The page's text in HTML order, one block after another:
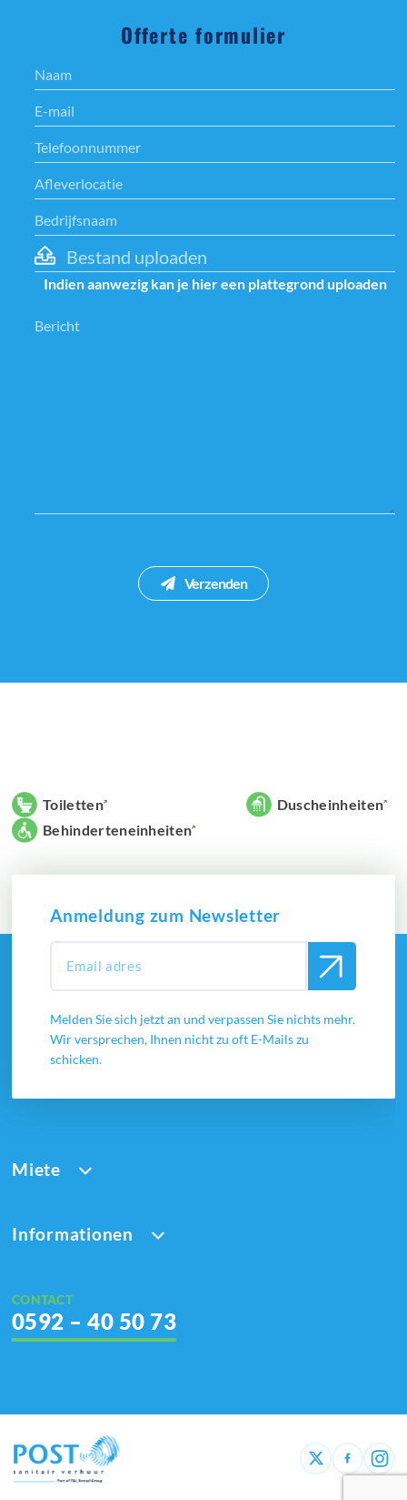
Offerte formulier
Bestand uploaden
Indien aanwezig kan je hier een plattegrond uploaden
Verzenden
Toiletten
Duscheinheiten
Behinderteneinheiten
Miete
Informationen
CONTACT
0592 – 40 50 73
Anmeldung zum Newsletter
Melden Sie sich jetzt an und verpassen Sie nichts mehr.
Wir versprechen, Ihnen nicht zu oft E-Mails zu
schicken.